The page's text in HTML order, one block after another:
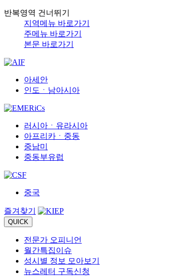
반복영역 건너뛰기
지역메뉴 바로가기
주메뉴 바로가기
본문 바로가기
아세안
인도ㆍ남아시아
러시아ㆍ유라시아
아프리카ㆍ중동
중남미
중동부유럽
중국
즐겨찾기
QUICK
전문가 오피니언
월간특집이슈
성시별 정보 모아보기
뉴스레터 구독신청